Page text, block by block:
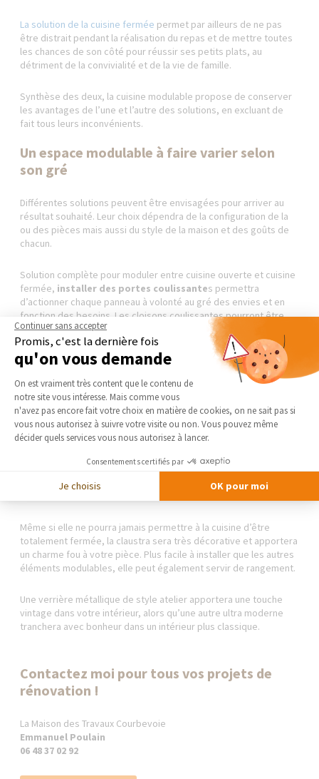
La solution de la cuisine fermée permet par ailleurs de ne pas
être distrait pendant la réalisation du repas et de mettre toutes
les chances de son côté pour réussir ses petits plats, au
détriment de la convivialité et de la vie de famille.
Synthèse des deux, la cuisine modulable propose de conserver
les avantages de l’une et l’autre des solutions, en excluant de
fait tous leurs inconvénients.
Un espace modulable à faire varier selon
son gré
Différentes solutions peuvent être envisagées pour arriver au
résultat souhaité. Leur choix dépendra de la configuration de la
ou des pièces mais aussi du style de la maison et des goûts de
chacun.
Solution complète pour moduler entre cuisine ouverte et cuisine
fermée, installer des portes coulissantes permettra
d’actionner chaque panneau à volonté au gré des envies et en
fonction des besoins. Les cloisons coulissantes pourront être
opaques ou translucides, escamotables et/ou avec rail au
plafond.
Très prisé pour son aspect pratique, le passe-plat permet
degagner de la placeen ouvrant seulement une partie de
l’espace cuisine puisqu’il consiste en une ouverture dans le mur
« façon fenêtre ». Plus ou moins large, il peut être agrémenté
d’un appui pour poser les plats et la vaisselle. Pourembellir la
pièceet lui donner du cachet, il pourra même faire office de bar
côté salon en étant doté de tabourets hauts. Le passe-plat peut
être fermé par des panneaux coulissants, des volets roulants ou
un simple store, selon le style et le degré de fermeture
Même si elle ne pourra jamais permettre à la cuisine d’être
totalement fermée, la claustra sera très décorative et apportera
un charme fou à votre pièce. Plus facile à installer que les autres
éléments modulables, elle peut également servir de rangement.
Une verrière métallique de style atelier apportera une touche
vintage dans votre intérieur, alors qu’une autre ultra moderne
tranchera avec bonheur dans un intérieur plus classique.
Contactez moi pour tous vos projets de
rénovation !
La Maison des Travaux Courbevoie
Emmanuel Poulain
06 48 37 02 92
Continuer sans accepter
Promis, c'est la dernière fois
qu'on vous demande
Plateforme de Gestion du
On est vraiment très content que le contenu de
notre site vous intéresse. Mais comme vous
n'avez pas encore fait votre choix en matière de cookies, on ne sait pas si
vous nous autorisez à suivre votre visite ou non. Vous pouvez même
décider quels services vous nous autorisez à lancer.
Consentements certifiés par
Je choisis OK pour moi
Axeptio consent